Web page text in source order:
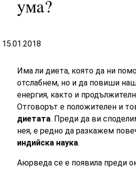
ума?
15.01.2018
Има ли диета, която да ни
отслабнем, но и да повиши
енергия, както и
Отговорът е положителен и
диетата. Преди да ви
нея, е редно да разкажем
индийска наука.
Аюрведа се е появила преди